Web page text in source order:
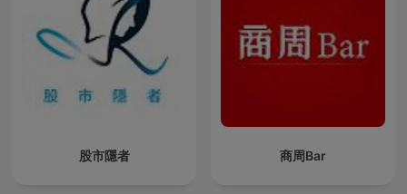
股市隱者 商周Bar